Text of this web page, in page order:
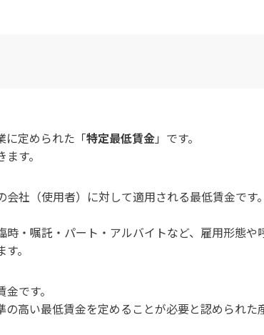
に定められた「特定最低賃金」です。
す。
会社（使用者）に対して適用される最低賃金です
・嘱託・パート・アルバイトなど、雇用形態や
。
です。
高い最低賃金を定めることが必要と認められた